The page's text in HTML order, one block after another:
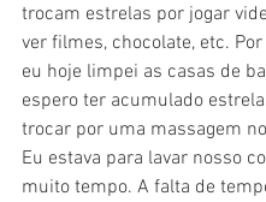
trocam estrelas por jogar
ver filmes, chocolate, etc.
eu hoje limpei as casas de
espero ter acumulado
trocar por uma massagem
Eu estava para lavar nosso
muito tempo. A falta de